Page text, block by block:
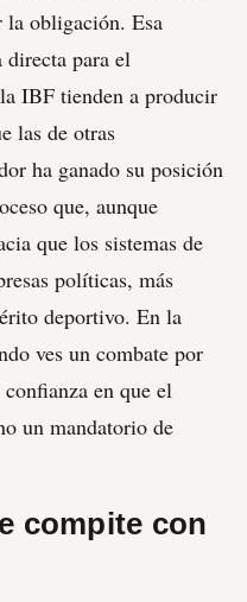
obligación. Esa
directa para el
IBF tienden a producir
las de otras
ha ganado su posición
que, aunque
que los sistemas de
políticas, más
deportivo. En la
ves un combate por
en que el
un mandatorio de
compite con